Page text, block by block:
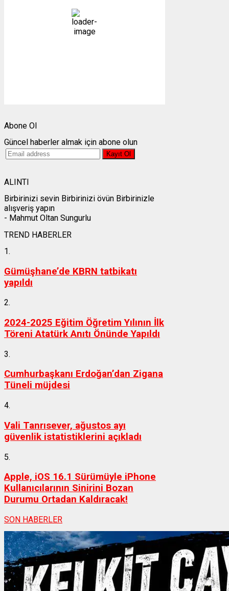
39 %
1010 mb
Abone Ol
Güncel haberler almak için abone olun
ALINTI
Birbirinizi sevin Birbirinizi övün Birbirinizle
alışveriş yapın
- Mahmut Oltan Sungurlu
TREND HABERLER
1.
Gümüşhane’de KBRN tatbikatı
yapıldı
2.
2024-2025 Eğitim Öğretim Yılının İlk
Töreni Atatürk Anıtı Önünde Yapıldı
3.
Cumhurbaşkanı Erdoğan’dan Zigana
Tüneli müjdesi
4.
Vali Tanrısever, ağustos ayı
güvenlik istatistiklerini açıkladı
5.
Apple, iOS 16.1 Sürümüyle iPhone
Kullanıcılarının Sinirini Bozan
Durumu Ortadan Kaldıracak!
SON HABERLER